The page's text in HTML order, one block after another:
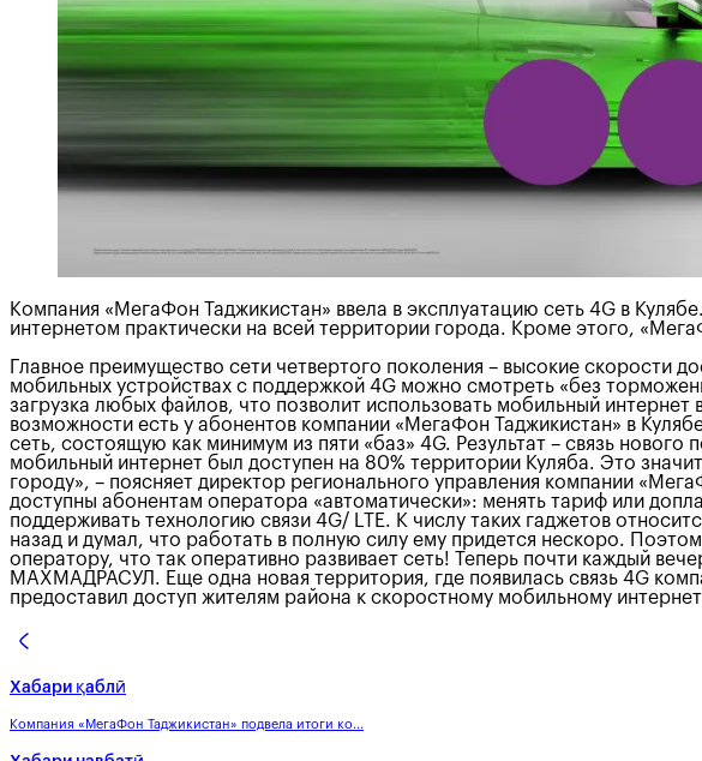
Компания «МегаФон Таджикистан» ввела в эксплуатацию сеть 4G в
интернетом практически на всей территории города. Кроме этого,
Главное преимущество сети четвертого поколения – высокие
мобильных устройствах с поддержкой 4G можно смотреть «без
загрузка любых файлов, что позволит использовать мобильный
возможности есть у абонентов компании «МегаФон Таджикистан» в
сеть, состоящую как минимум из пяти «баз» 4G. Результат – связь
мобильный интернет был доступен на 80% территории Куляба. Это
городу», – поясняет директор регионального управления компании
доступны абонентам оператора «автоматически»: менять тариф или
поддерживать технологию связи 4G/ LTE. К числу таких гаджетов
назад и думал, что работать в полную силу ему придется нескоро.
оператору, что так оперативно развивает сеть! Теперь почти каждый
МАХМАДРАСУЛ. Еще одна новая территория, где появилась связь 4G
предоставил доступ жителям района к скоростному мобильному
Хабари қаблӣ
Компания «МегаФон Таджикистан» подвела итоги ко...